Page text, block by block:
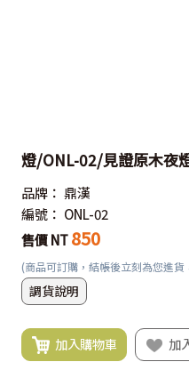
燈/ONL-02/見證原木夜
品牌： 鼎漢
編號： ONL-02
售價 NT 850
(商品可訂購，結帳後立刻為您進貨
調貨說明
加入購物車 加